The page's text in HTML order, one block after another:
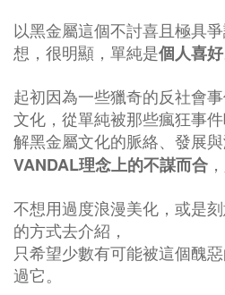
以黑金屬這個不討喜且極具
想，很明顯，單純是個人喜好
起初因為一些獵奇的反社會
文化，從單純被那些瘋狂事
解黑金屬文化的脈絡、發展
VANDAL理念上的不謀而合
不想用過度浪漫美化，或是
的方式去介紹，
只希望少數有可能被這個醜
過它。